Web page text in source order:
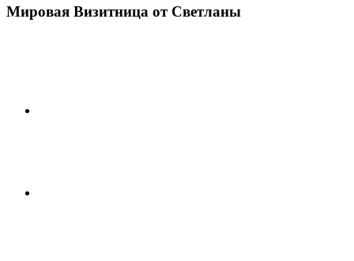
Мировая Визитница от Светланы